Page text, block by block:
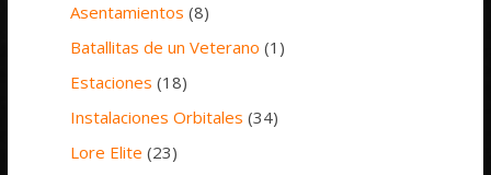
Asentamientos (8)
Batallitas de un Veterano (1)
Estaciones (18)
Instalaciones Orbitales (34)
Lore Elite (23)